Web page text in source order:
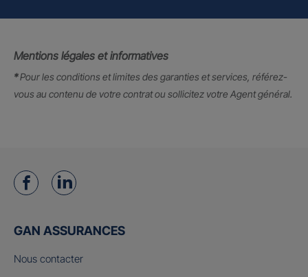
Mentions légales et informatives
*Pour les conditions et limites des garanties et services, référez-
vous au contenu de votre contrat ou sollicitez votre Agent général.
GAN ASSURANCES
Nous contacter